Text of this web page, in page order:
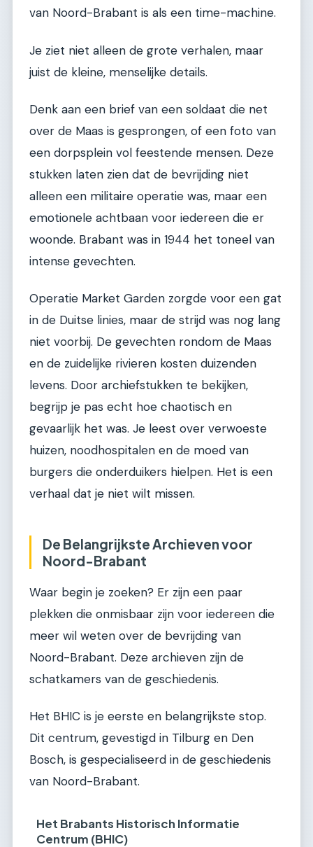
van Noord-Brabant is als een time-machine.
Je ziet niet alleen de grote verhalen, maar
juist de kleine, menselijke details.
Denk aan een brief van een soldaat die net
over de Maas is gesprongen, of een foto van
een dorpsplein vol feestende mensen. Deze
stukken laten zien dat de bevrijding niet
alleen een militaire operatie was, maar een
emotionele achtbaan voor iedereen die er
woonde. Brabant was in 1944 het toneel van
intense gevechten.
Operatie Market Garden zorgde voor een gat
in de Duitse linies, maar de strijd was nog lang
niet voorbij. De gevechten rondom de Maas
en de zuidelijke rivieren kosten duizenden
levens. Door archiefstukken te bekijken,
begrijp je pas echt hoe chaotisch en
gevaarlijk het was. Je leest over verwoeste
huizen, noodhospitalen en de moed van
burgers die onderduikers hielpen. Het is een
verhaal dat je niet wilt missen.
De Belangrijkste Archieven voor
Noord-Brabant
Waar begin je zoeken? Er zijn een paar
plekken die onmisbaar zijn voor iedereen die
meer wil weten over de bevrijding van
Noord-Brabant. Deze archieven zijn de
schatkamers van de geschiedenis.
Het BHIC is je eerste en belangrijkste stop.
Dit centrum, gevestigd in Tilburg en Den
Bosch, is gespecialiseerd in de geschiedenis
van Noord-Brabant.
Het Brabants Historisch Informatie
Centrum (BHIC)